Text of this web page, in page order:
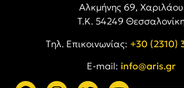
Αλκμήνης 69, Χαριλάου
Τ.Κ. 54249
Tηλ. Επικοινωνίας: +30 (2310)
E-mail: info@aris.gr